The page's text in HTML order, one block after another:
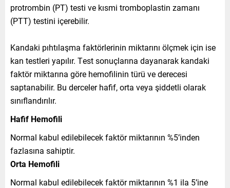
protrombin (PT) testi ve kısmi tromboplastin zamanı
(PTT) testini içerebilir.
Kandaki pıhtılaşma faktörlerinin miktarını ölçmek için ise
kan testleri yapılır. Test sonuçlarına dayanarak kandaki
faktör miktarına göre hemofilinin türü ve derecesi
saptanabilir. Bu derceler hafif, orta veya şiddetli olarak
sınıflandırılır.
Hafif Hemofili
Normal kabul edilebilecek faktör miktarının %5’inden
fazlasına sahiptir.
Orta Hemofili
Normal kabul edilebilecek faktör miktarının %1 ila 5’ine